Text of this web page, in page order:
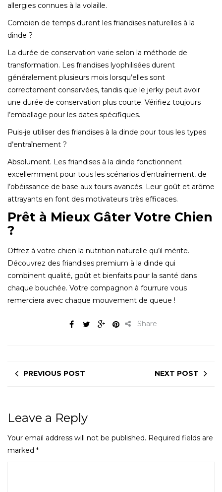
allergies connues à la volaille.
Combien de temps durent les friandises naturelles à la
dinde ?
La durée de conservation varie selon la méthode de
transformation. Les friandises lyophilisées durent
généralement plusieurs mois lorsqu’elles sont
correctement conservées, tandis que le jerky peut avoir
une durée de conservation plus courte. Vérifiez toujours
l’emballage pour les dates spécifiques.
Puis-je utiliser des friandises à la dinde pour tous les types
d’entraînement ?
Absolument. Les friandises à la dinde fonctionnent
excellemment pour tous les scénarios d’entraînement, de
l’obéissance de base aux tours avancés. Leur goût et arôme
attrayants en font des motivateurs très efficaces.
Prêt à Mieux Gâter Votre Chien
?
Offrez à votre chien la nutrition naturelle qu’il mérite.
Découvrez des friandises premium à la dinde qui
combinent qualité, goût et bienfaits pour la santé dans
chaque bouchée. Votre compagnon à fourrure vous
remerciera avec chaque mouvement de queue !
Share
PREVIOUS POST NEXT POST
Leave a Reply
Your email address will not be published. Required fields are
marked *